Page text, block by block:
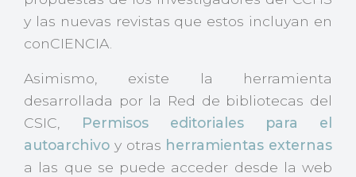
y las nuevas revistas que estos incluyan en
conCIENCIA.
Asimismo, existe la herramienta
desarrollada por la Red de bibliotecas del
CSIC, Permisos editoriales para el
autoarchivo y otras herramientas externas
a las que se puede acceder desde la web